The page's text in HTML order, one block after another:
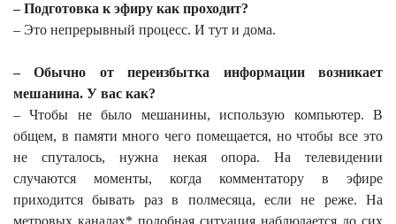
– Подготовка к эфиру как проходит?
– Это непрерывный процесс. И тут и дома.
– Обычно от переизбытка информации возникает
мешанина. У вас как?
– Чтобы не было мешанины, использую компьютер. В
общем, в памяти много чего помещается, но чтобы все это
не спуталось, нужна некая опора. На телевидении
случаются моменты, когда комментатору в эфире
приходится бывать раз в полмесяца, если не реже. На
метровых каналах* подобная ситуация наблюдается до сих